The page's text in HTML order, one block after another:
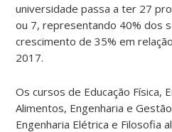
universidade passa a ter 27
ou 7, representando 40% dos
crescimento de 35% em
2017.
Os cursos de Educação Física,
Alimentos, Engenharia e
Engenharia Elétrica e Filosofia